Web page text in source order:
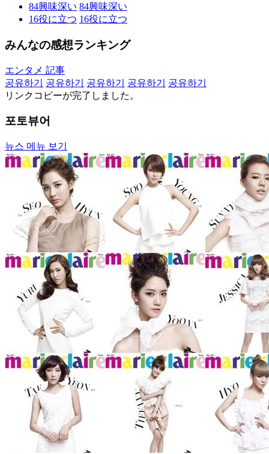
84興味深い 84興味深い
16役に立つ 16役に立つ
みんなの感想ランキング
エンタメ 記事
공유하기
공유하기 공유하기 공유하기
공유하기
リンクコピーが完了しました。
포토뷰어
뉴스 메뉴 보기